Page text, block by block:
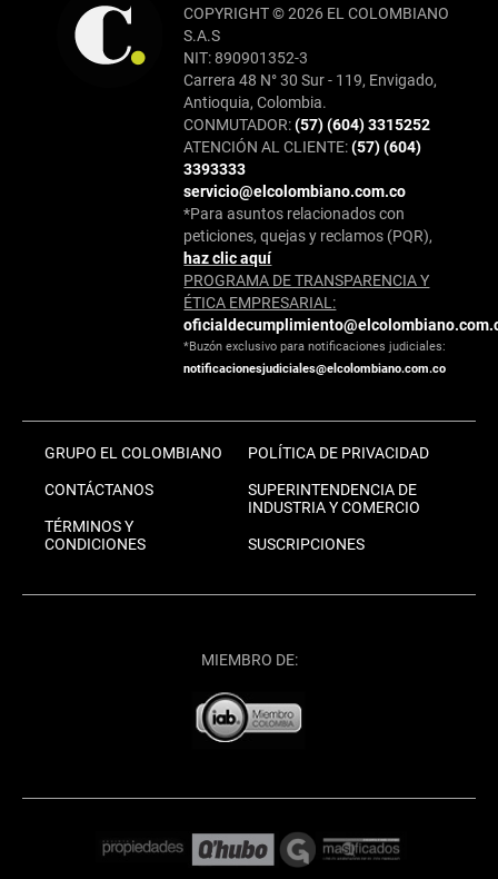
COPYRIGHT © 2026 EL COLOMBIANO
S.A.S
NIT: 890901352-3
Carrera 48 N° 30 Sur - 119, Envigado,
Antioquia, Colombia.
CONMUTADOR:(57) (604) 3315252
ATENCIÓN AL CLIENTE:(57) (604)
3393333
servicio@elcolombiano.com.co
*Para asuntos relacionados con
peticiones, quejas y reclamos (PQR),
haz clic aquí
PROGRAMA DE TRANSPARENCIA Y
ÉTICA EMPRESARIAL:
*Buzón exclusivo para notificaciones judiciales:
notificacionesjudiciales@elcolombiano.com.co
GRUPO EL COLOMBIANO
CONTÁCTANOS
TÉRMINOS Y
CONDICIONES
POLÍTICA DE PRIVACIDAD
SUPERINTENDENCIA DE
INDUSTRIA Y COMERCIO
SUSCRIPCIONES
MIEMBRO DE: